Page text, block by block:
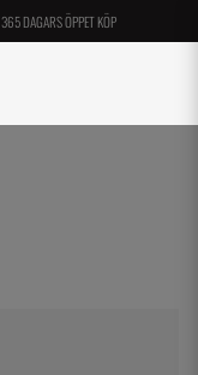
365 DAGARS ÖPPET KÖP